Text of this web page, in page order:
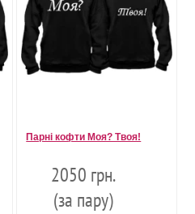
Парні кофти Моя? Твоя!
2050 грн.
(за пару)